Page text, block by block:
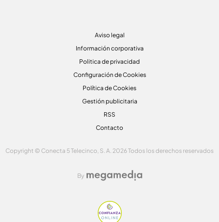
Aviso legal
Información corporativa
Politica de privacidad
Configuración de Cookies
Política de Cookies
Gestión publicitaria
RSS
Contacto
Copyright © Conecta 5 Telecinco, S. A. 2026 Todos los derechos reservados
By